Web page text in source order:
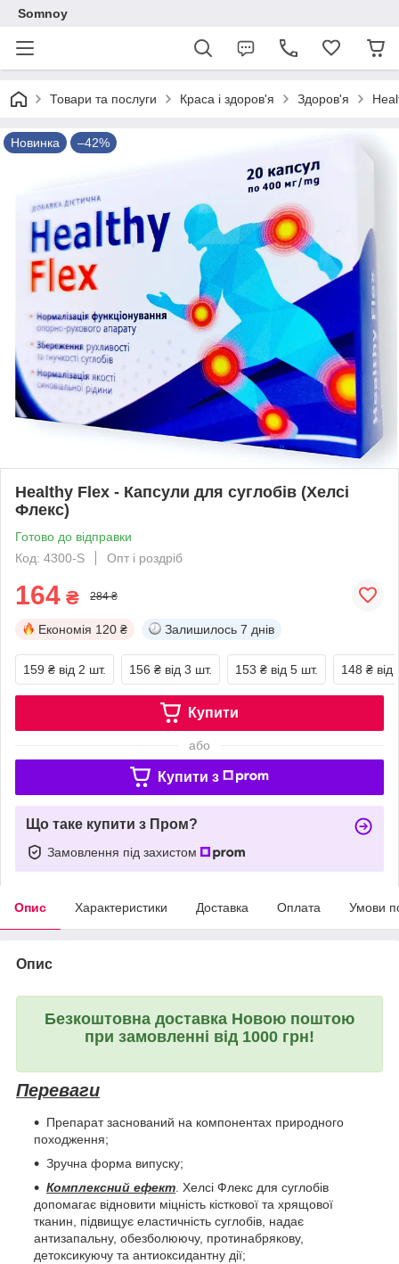
Somnoy
Товари та послуги Краса і здоров'я Здоров'я
Новинка –42%
Healthy Flex - Капсули для суглобів (Хелсі
Флекс)
Готово до відправки
Код: 4300-S
Опт і роздріб
164 ₴ 284 ₴
Економія 120 ₴ Залишилось 7 днів
159 ₴ від 2 шт. 156 ₴ від 3 шт. 153 ₴ від 5 шт. 148 ₴ від
Купити
або
Купити з
Що таке купити з Пром?
Замовлення під захистом
Опис Характеристики Доставка Оплата Умови
Опис
Безкоштовна доставка Новою поштою
при замовленні від 1000 грн!
Переваги
Препарат заснований на компонентах природного
походження;
Зручна форма випуску;
Комплексний ефект . Хелсі Флекс для суглобів
допомагає відновити міцність кісткової та хрящової
тканин, підвищує еластичність суглобів, надає
антизапальну, обезболюючу, протинабрякову,
детоксикуючу та антиоксидантну дії;